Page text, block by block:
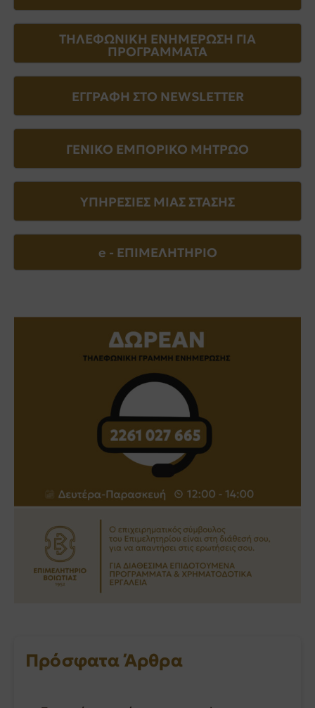
ΤΗΛΕΦΩΝΙΚΗ ΕΝΗΜΕΡΩΣΗ ΓΙΑ
ΠΡΟΓΡΑΜΜΑΤΑ
ΕΓΓΡΑΦΗ ΣΤΟ NEWSLETTER
ΓΕΝΙΚΟ ΕΜΠΟΡΙΚΟ ΜΗΤΡΩΟ
ΥΠΗΡΕΣΙΕΣ ΜΙΑΣ ΣΤΑΣΗΣ
e - EΠΙΜΕΛΗΤΗΡΙΟ
Πρόσφατα Άρθρα